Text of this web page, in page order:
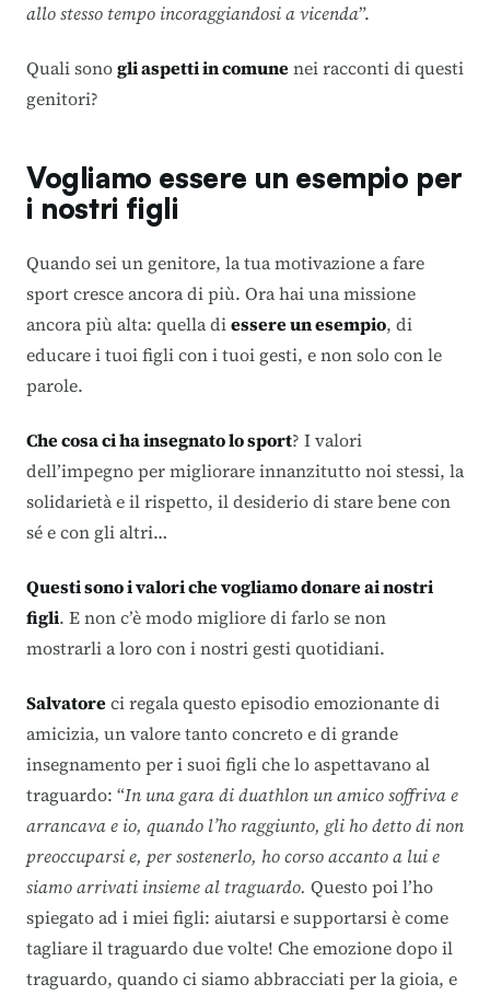
allo stesso tempo incoraggiandosi a vicenda”.
Quali sonogli aspetti in comunenei racconti di questi
genitori?
Vogliamo essere un esempio per
i nostri figli
Quando sei un genitore, la tua motivazione a fare
sport cresce ancora di più. Ora hai una missione
ancora più alta: quella diessere un esempio, di
educare i tuoi figli con i tuoi gesti, e non solo con le
parole.
Che cosa ci ha insegnato lo sport? I valori
dell’impegno per migliorare innanzitutto noi stessi, la
solidarietà e il rispetto, il desiderio di stare bene con
sé e con gli altri…
Questi sono i valori che vogliamo donare ai nostri
figli. E non c’è modo migliore di farlo se non
mostrarli a loro con i nostri gesti quotidiani.
Salvatoreci regala questo episodio emozionante di
amicizia, un valore tanto concreto e di grande
insegnamento per i suoi figli che lo aspettavano al
traguardo: “In una gara di duathlon un amico soffriva e
arrancava e io, quando l’ho raggiunto, gli ho detto di non
preoccuparsi e, per sostenerlo, ho corso accanto a lui e
siamo arrivati insieme al traguardo. Questo poi l’ho
spiegato ad i miei figli: aiutarsi e supportarsi è come
tagliare il traguardo due volte! Che emozione dopo il
traguardo, quando ci siamo abbracciati per la gioia, e